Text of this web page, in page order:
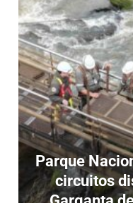
Parque
circuitos
Garganta